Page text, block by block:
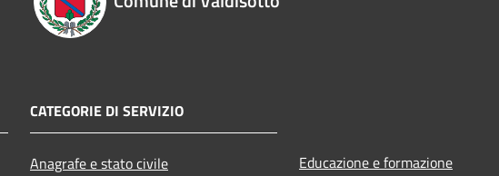
CATEGORIE DI SERVIZIO
Anagrafe e stato civile
Educazione e formazione